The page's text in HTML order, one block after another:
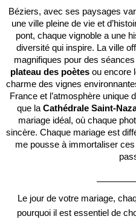
Béziers, avec ses paysages
une ville pleine de vie et
pont, chaque vignoble a une
diversité qui inspire. La ville
plateau des poètes ou encore
charme des vignes
France et l’atmosphère unique
que la Cathédrale Saint-
mariage idéal, où chaque
sincère. Chaque mariage est
me pousse à immortaliser
Le jour de votre mariage,
pourquoi il est essentiel de